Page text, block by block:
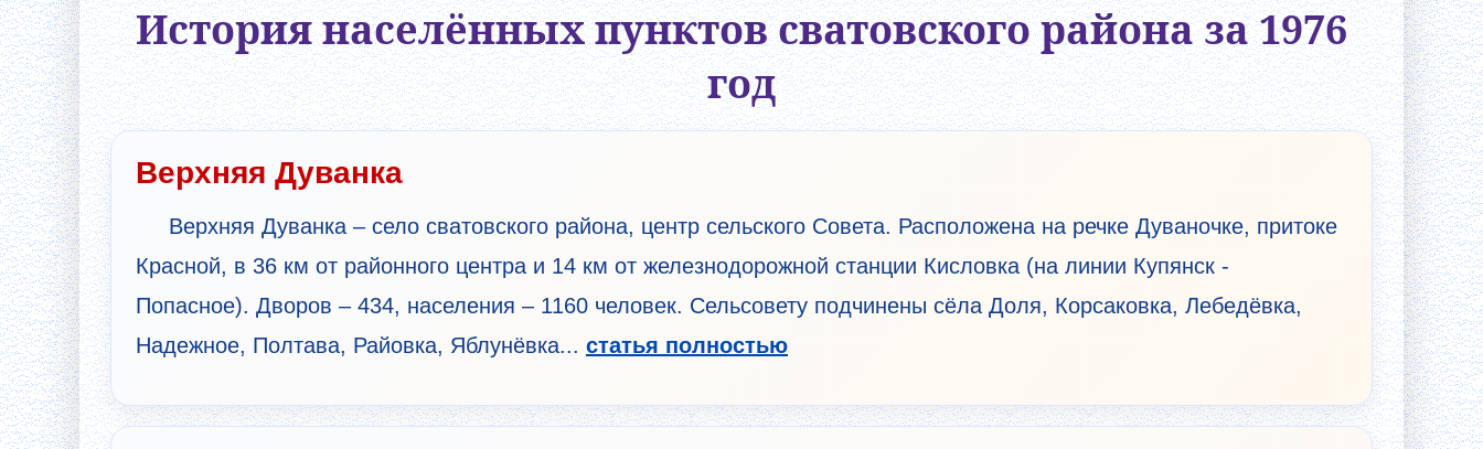
История населённых пунктов сватовского района за 1976
год
Верхняя Дуванка
Верхняя Дуванка – село сватовского района, центр сельского Совета. Расположена на речке Дуваночке, притоке
Красной, в 36 км от районного центра и 14 км от железнодорожной станции Кисловка (на линии Купянск -
Попасное). Дворов – 434, населения – 1160 человек. Сельсовету подчинены сёла Доля, Корсаковка, Лебедёвка,
Надежное, Полтава, Райовка, Яблунёвка... статья полностью